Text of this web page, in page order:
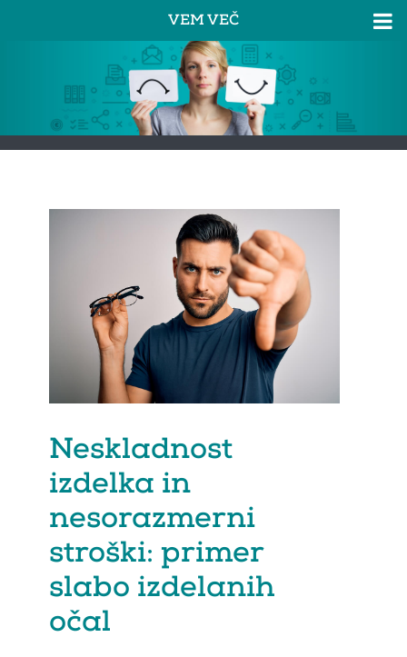
VEM VEČ
Neskladnost
izdelka in
nesorazmerni
stroški: primer
slabo izdelanih
očal